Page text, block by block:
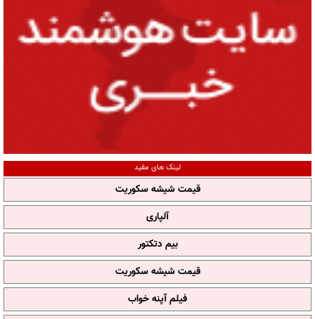
لینک های مفید
قیمت شیشه سکوریت
آلپاری
بیم دتکتور
قیمت شیشه سکوریت
فیلم آپنه خواب